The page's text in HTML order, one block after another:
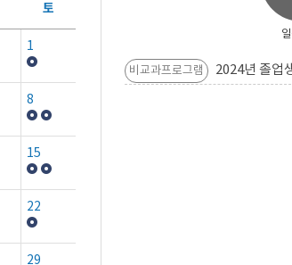
토
1
8
15
22
29
비교과프로그램 2024년 졸업